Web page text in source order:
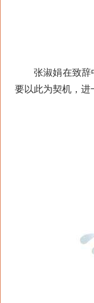
张淑娟在致辞中
要以此为契机，进